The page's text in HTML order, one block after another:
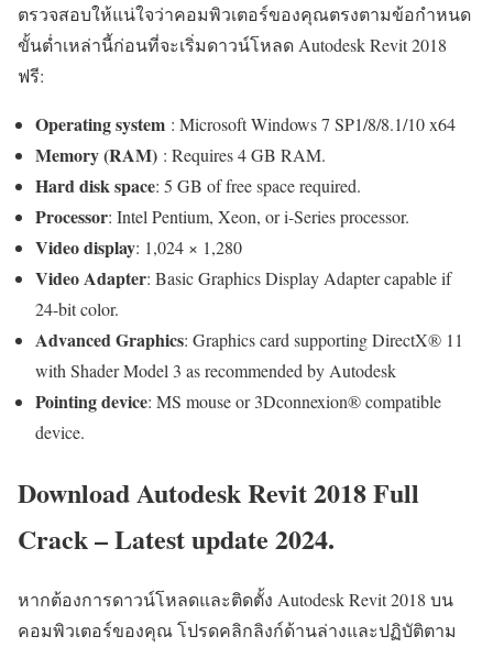
ตรวจสอบให้แน่ใจว่าคอมพิวเตอร์ของคุณตรงตามข้อกำหนด
ขั้นต่ำเหล่านี้ก่อนที่จะเริ่มดาวน์โหลด Autodesk Revit 2018
ฟรี:
Operating system : Microsoft Windows 7 SP1/8/8.1/10 x64
Memory (RAM) : Requires 4 GB RAM.
Hard disk space: 5 GB of free space required.
Processor: Intel Pentium, Xeon, or i-Series processor.
Video display: 1,024 × 1,280
Video Adapter: Basic Graphics Display Adapter capable if
24-bit color.
Advanced Graphics: Graphics card supporting DirectX® 11
with Shader Model 3 as recommended by Autodesk
Pointing device: MS mouse or 3Dconnexion® compatible
device.
Download Autodesk Revit 2018 Full
Crack – Latest update 2024.
หากต้องการดาวน์โหลดและติดตั้ง Autodesk Revit 2018 บน
คอมพิวเตอร์ของคุณ โปรดคลิกลิงก์ด้านล่างและปฏิบัติตาม